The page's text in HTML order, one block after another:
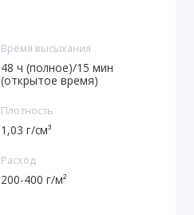
Время высыхания
48 ч (полное)/15 мин
(открытое время)
Плотность
1,03 г/см³
Расход
200-400 г/м²